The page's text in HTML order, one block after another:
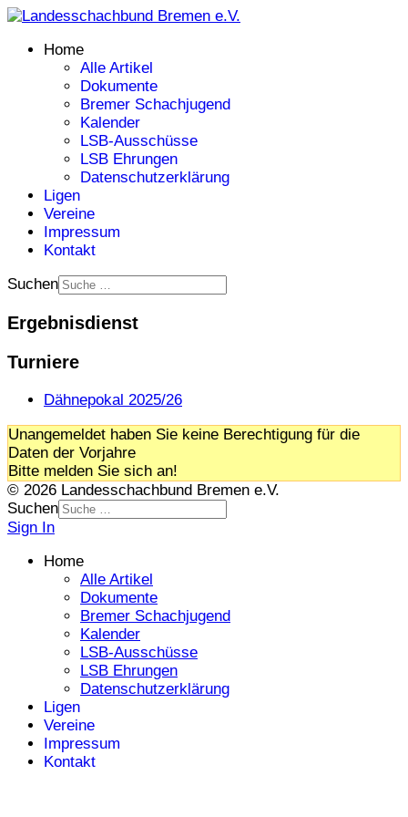
Home
Alle Artikel
Dokumente
Bremer Schachjugend
Kalender
LSB-Ausschüsse
LSB Ehrungen
Datenschutzerklärung
Ligen
Vereine
Impressum
Kontakt
Suchen
Ergebnisdienst
Turniere
Dähnepokal 2025/26
Unangemeldet haben Sie keine Berechtigung für die
Daten der Vorjahre
Bitte melden Sie sich an!
© 2026 Landesschachbund Bremen e.V.
Suchen
Sign In
Home
Alle Artikel
Dokumente
Bremer Schachjugend
Kalender
LSB-Ausschüsse
LSB Ehrungen
Datenschutzerklärung
Ligen
Vereine
Impressum
Kontakt